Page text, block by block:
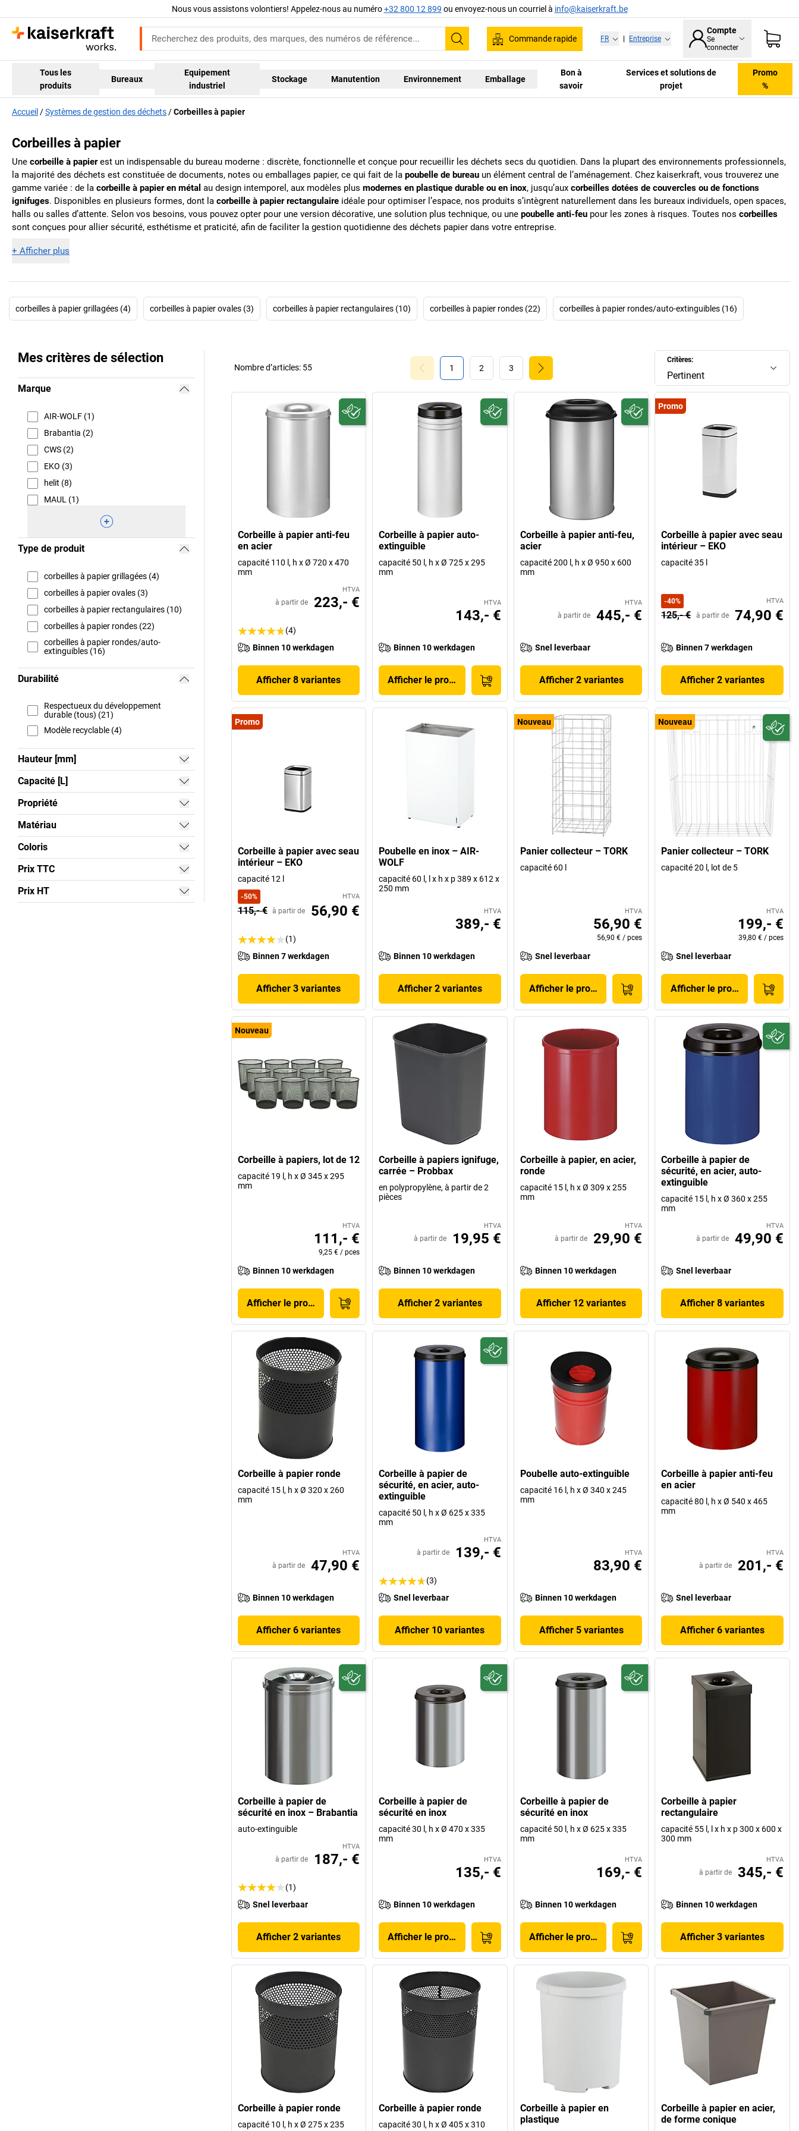
Nous vous assistons volontiers! Appelez-nous au numéro+32 800 12 899 ou envoyez-nous un courriel à info@kaiserkraft.be
Recherche
Commande rapide FR Entreprise
Compte
Se
connecter
Tous les
produits
Bureaux
Equipement
industriel
Stockage Manutention Environnement Emballage
Bon à
savoir
Services et solutions de
projet
Promo
%
Accueil Systèmes de gestion des déchets Corbeilles à papier
Corbeilles à papier
Une corbeille à papierest un indispensable du bureau moderne : discrète, fonctionnelle et conçue pour recueillir les déchets secs du quotidien. Dans la plupart des environnements professionnels,
la majorité des déchets est constituée de documents, notes ou emballages papier, ce qui fait de la poubelle de bureau un élément central de l’aménagement. Chez kaiserkraft, vous trouverez une
gamme variée : de la corbeille à papier en métal au design intemporel, aux modèles plus modernes en plastique durable ou en inox, jusqu’aux corbeilles dotées de couvercles ou de fonctions
ignifuges. Disponibles en plusieurs formes, dont la corbeille à papier rectangulaire idéale pour optimiser l’espace, nos produits s’intègrent naturellement dans les bureaux individuels, open spaces,
halls ou salles d’attente. Selon vos besoins, vous pouvez opter pour une version décorative, une solution plus technique, ou une poubelle anti-feu pour les zones à risques. Toutes nos corbeilles
sont conçues pour allier sécurité, esthétisme et praticité, afin de faciliter la gestion quotidienne des déchets papier dans votre entreprise.
+ Afficher plus
corbeilles à papier grillagées (4) corbeilles à papier ovales (3) corbeilles à papier rectangulaires (10) corbeilles à papier rondes (22) corbeilles à papier rondes/auto-extinguibles (16)
Mes critères de sélection
Marque
AIR-WOLF (1)
Brabantia (2)
CWS (2)
EKO (3)
helit (8)
MAUL (1)
Type de produit
corbeilles à papier grillagées (4)
corbeilles à papier ovales (3)
corbeilles à papier rectangulaires (10)
corbeilles à papier rondes (22)
corbeilles à papier rondes/auto-
extinguibles (16)
Durabilité
Respectueux du développement
durable (tous) (21)
Modèle recyclable (4)
Hauteur [mm]
Capacité [L]
Propriété
Matériau
Coloris
Prix TTC
Prix HT
Critères:
Pertinent
1 2 3
Nombre d’articles: 55
Corbeille à papier anti-feu
en acier
capacité 110 l, h x Ø 720 x 470
mm
HTVA
à partir de 223,- €
(4)
Binnen 10 werkdagen
Afficher 8 variantes
Corbeille à papier auto-
extinguible
capacité 50 l, h x Ø 725 x 295
mm
HTVA
143,- €
Binnen 10 werkdagen
Afficher le produit
Corbeille à papier anti-feu,
acier
capacité 200 l, h x Ø 950 x 600
mm
HTVA
à partir de 445,- €
Snel leverbaar
Afficher 2 variantes
Promo
Corbeille à papier avec seau
intérieur – EKO
capacité 35 l
-40% HTVA
125,- € à partir de 74,90 €
Binnen 7 werkdagen
Afficher 2 variantes
Promo
Corbeille à papier avec seau
intérieur – EKO
capacité 12 l
-50% HTVA
115,- € à partir de 56,90 €
(1)
Binnen 7 werkdagen
Afficher 3 variantes
Poubelle en inox – AIR-
WOLF
capacité 60 l, l x h x p 389 x 612 x
250 mm
HTVA
389,- €
Binnen 10 werkdagen
Afficher 2 variantes
Nouveau
Panier collecteur – TORK
capacité 60 l
HTVA
56,90 €
56,90 € /pces
Snel leverbaar
Afficher le produit
Nouveau
Panier collecteur – TORK
capacité 20 l, lot de 5
HTVA
199,- €
39,80 € / pces
Snel leverbaar
Afficher le produit
Nouveau
Corbeille à papiers, lot de 12
capacité 19 l, h x Ø 345 x 295
mm
HTVA
111,- €
9,25 € /pces
Binnen 10 werkdagen
Afficher le produit
Corbeille à papiers ignifuge,
carrée – Probbax
en polypropylène, à partir de 2
pièces
HTVA
à partir de 19,95 €
Binnen 10 werkdagen
Afficher 2 variantes
Corbeille à papier, en acier,
ronde
capacité 15 l, h x Ø 309 x 255
mm
HTVA
à partir de 29,90 €
Binnen 10 werkdagen
Afficher 12 variantes
Corbeille à papier de
sécurité, en acier, auto-
extinguible
capacité 15 l, h x Ø 360 x 255
mm
HTVA
à partir de 49,90 €
Snel leverbaar
Afficher 8 variantes
Corbeille à papier ronde
capacité 15 l, h x Ø 320 x 260
mm
HTVA
à partir de 47,90 €
Binnen 10 werkdagen
Afficher 6 variantes
Corbeille à papier de
sécurité, en acier, auto-
extinguible
capacité 50 l, h x Ø 625 x 335
mm
HTVA
à partir de 139,- €
(3)
Snel leverbaar
Afficher 10 variantes
Poubelle auto-extinguible
capacité 16 l, h x Ø 340 x 245
mm
HTVA
83,90 €
Binnen 10 werkdagen
Afficher 5 variantes
Corbeille à papier anti-feu
en acier
capacité 80 l, h x Ø 540 x 465
mm
HTVA
à partir de 201,- €
Snel leverbaar
Afficher 6 variantes
Corbeille à papier de
sécurité en inox – Brabantia
auto-extinguible
HTVA
à partir de 187,- €
(1)
Snel leverbaar
Afficher 2 variantes
Corbeille à papier de
sécurité en inox
capacité 30 l, h x Ø 470 x 335
mm
HTVA
135,- €
Binnen 10 werkdagen
Afficher le produit
Corbeille à papier de
sécurité en inox
capacité 50 l, h x Ø 625 x 335
mm
HTVA
169,- €
Binnen 10 werkdagen
Afficher le produit
Corbeille à papier
rectangulaire
capacité 55 l, l x h x p 300 x 600 x
300 mm
HTVA
à partir de 345,- €
Binnen 10 werkdagen
Afficher 3 variantes
Corbeille à papier ronde
capacité 10 l, h x Ø 275 x 235
Corbeille à papier ronde
capacité 30 l, h x Ø 405 x 310
Corbeille à papier en
plastique
Corbeille à papier en acier,
de forme conique